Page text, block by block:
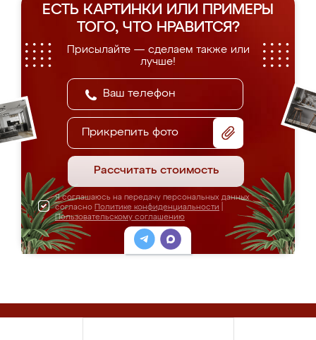
ЕСТЬ КАРТИНКИ ИЛИ ПРИМЕРЫ
ТОГО, ЧТО НРАВИТСЯ?
Присылайте — сделаем также или
лучше!
Прикрепить фото
Рассчитать стоимость
Я соглашаюсь на передачу персональных данных
согласно Политике конфиденциальности
Пользовательскому соглашению